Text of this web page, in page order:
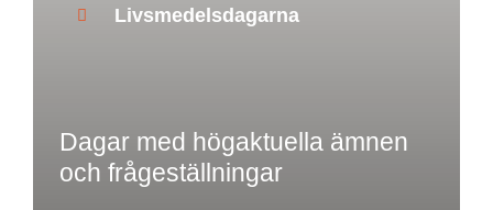
Livsmedelsdagarna
Dagar med högaktuella ämnen
och frågeställningar